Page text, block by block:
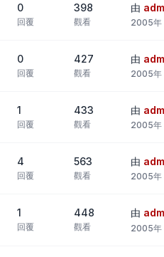
0
回覆
398
觀看
由
2005年
0
回覆
427
觀看
由
2005年
1
回覆
433
觀看
由
2005年
4
回覆
563
觀看
由
2005年
1
回覆
448
觀看
由
2005年